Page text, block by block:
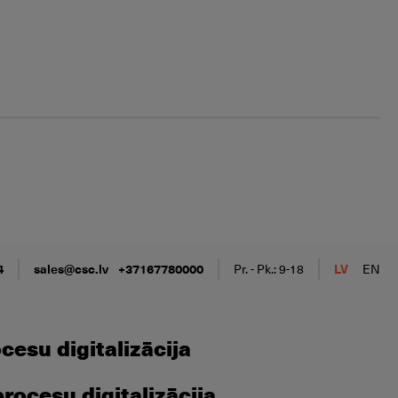
sales@csc.lv +37167780000 Pr. - Pk.: 9-18 LV EN
digitalizācija